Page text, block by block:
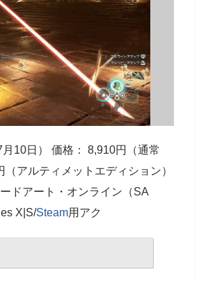
月10日） 価格： 8,910円（通常
アルティメットエディション）
ドアート・オンライン（SA
X|S/Steam用アク